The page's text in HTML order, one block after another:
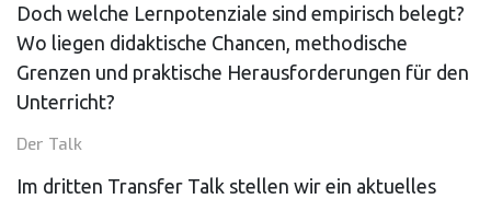
Doch welche Lernpotenziale sind empirisch belegt?
Wo liegen didaktische Chancen, methodische
Grenzen und praktische Herausforderungen für den
Unterricht?
Der Talk
Im dritten Transfer Talk stellen wir ein aktuelles